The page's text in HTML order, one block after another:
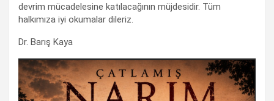
devrim mücadelesine katılacağının müjdesidir. Tüm
halkımıza iyi okumalar dileriz.
Dr. Barış Kaya